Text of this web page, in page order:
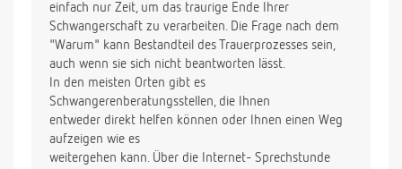
einfach nur Zeit, um das traurige Ende Ihrer
Schwangerschaft zu verarbeiten. Die Frage nach dem
"Warum" kann Bestandteil des Trauerprozesses sein,
auch wenn sie sich nicht beantworten lässt.
In den meisten Orten gibt es
Schwangerenberatungsstellen, die Ihnen
entweder direkt helfen können oder Ihnen einen Weg
aufzeigen wie es
weitergehen kann. Über die Internet- Sprechstunde